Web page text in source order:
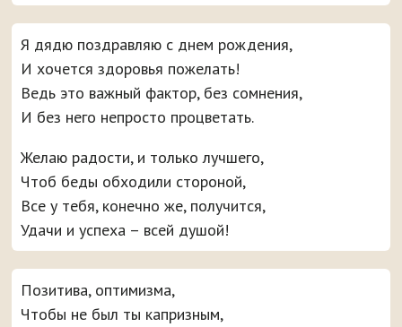
Я дядю поздравляю с днем рождения,
И хочется здоровья пожелать!
Ведь это важный фактор, без сомнения,
И без него непросто процветать.
Желаю радости, и только лучшего,
Чтоб беды обходили стороной,
Все у тебя, конечно же, получится,
Удачи и успеха – всей душой!
Позитива, оптимизма,
Чтобы не был ты капризным,